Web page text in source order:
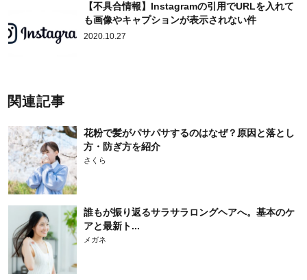
【不具合情報】Instagramの引用でURLを入れて
も画像やキャプションが表示されない件
2020.10.27
関連記事
花粉で髪がパサパサするのはなぜ？原因と落とし
方・防ぎ方を紹介
さくら
誰もが振り返るサラサラロングヘアへ。基本のケ
アと最新ト...
メガネ